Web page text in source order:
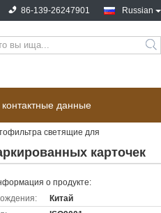
Russian
86-139-26247901
контактные данные
светящие для
карточек
о продукте:
Китай